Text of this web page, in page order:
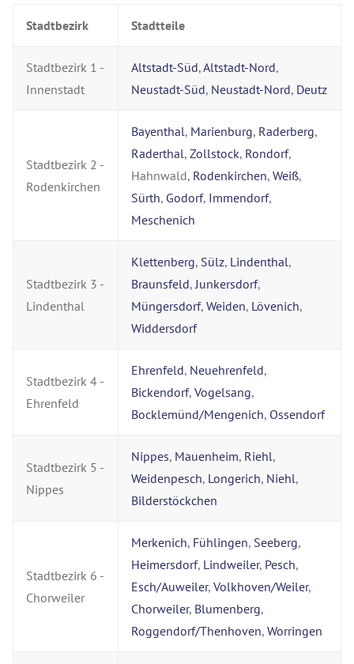
Stadtbezirk Stadtteile
Stadtbezirk 1 -
Innenstadt
Altstadt-Süd,Altstadt-Nord,
Neustadt-Süd, Neustadt-Nord, Deutz
Stadtbezirk 2 -
Rodenkirchen
Bayenthal, Marienburg, Raderberg,
Raderthal, Zollstock, Rondorf,
Hahnwald, Rodenkirchen, Weiß,
Sürth, Godorf, Immendorf,
Meschenich
Stadtbezirk 3 -
Lindenthal
Klettenberg, Sülz, Lindenthal,
Braunsfeld,Junkersdorf,
Müngersdorf, Weiden, Lövenich,
Widdersdorf
Stadtbezirk 4 -
Ehrenfeld
Ehrenfeld, Neuehrenfeld,
Bickendorf, Vogelsang,
Bocklemünd/Mengenich, Ossendorf
Stadtbezirk 5 -
Nippes
Nippes, Mauenheim, Riehl,
Weidenpesch, Longerich, Niehl,
Bilderstöckchen
Stadtbezirk 6 -
Chorweiler
Merkenich, Fühlingen, Seeberg,
Heimersdorf, Lindweiler, Pesch,
Esch/Auweiler, Volkhoven/Weiler,
Chorweiler, Blumenberg,
Roggendorf/Thenhoven, Worringen